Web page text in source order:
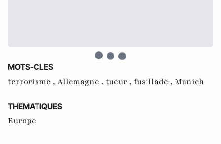
MOTS-CLES
terrorisme , Allemagne , tueur , fusillade , Munich
THEMATIQUES
Europe